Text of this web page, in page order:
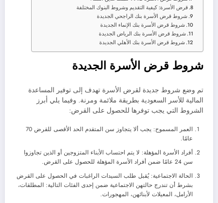
قرض الأسرة: كيفية التقديم وشروط البنوك المختلفة
شروط قرض الأسرة بنك الراجحي الجديدة
شروط قرض الأسرة بنك الإنماء الجديدة
شروط قرض الأسرة بنك الرياض الجديدة
شروط قرض الأسرة بنك الأهلي الجديدة
شروط قرض الأسرة الجديدة
تم وضع شروط جديدة لقرض الأسرة تهدف إلى توفير المساعدة
المالية للأسر السعودية بطريقة ملائمة ومرنة. وفيما يلي أبرز
الشروط التي يجب توفرها للحصول على القرض:
العمر المسموح: يجب ألا يتجاوز سن المتقدم الحد الأقصى للقرض 70
عامًا.
أفراد الأسرة المؤهلة: لا يتم احتساب الأبناء المتزوجين أو الذين تجاوزوا
سن 24 عامًا ضمن أفراد الأسرة المؤهلة للحصول على القرض.
الحالة الاجتماعية: يُقبل طلب السيدات الراغبات في الحصول على القرض
بشرط أن تندرج حالتهن الاجتماعية ضمن إحدى الفئات التالية: المطلقات،
الأرامل، المعيلات لأبنائهن، المهجورات.